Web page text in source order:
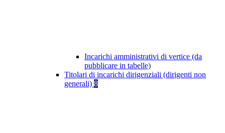
Incarichi amministrativi di vertice (da
pubblicare in tabelle)
Titolari di incarichi dirigenziali (dirigenti non
generali) 8